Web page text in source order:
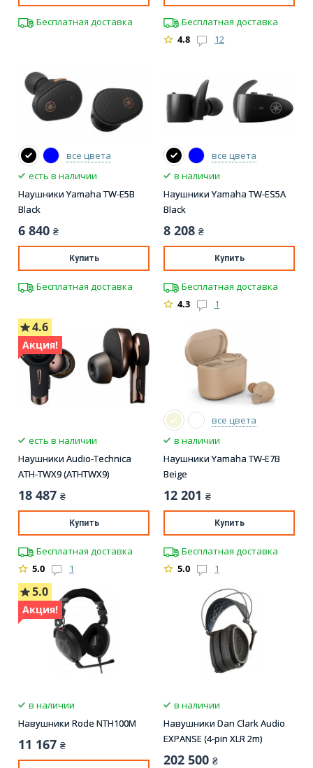
Бесплатная доставка
Бесплатная доставка
4.8
12
все цвета
есть в наличии
Наушники Yamaha TW-E5B
Black
6 840 ₴
Купить
Бесплатная доставка
все цвета
в наличии
Наушники Yamaha TW-ES5A
Black
8 208 ₴
Купить
Бесплатная доставка
4.3
1
4.6
Акция!
есть в наличии
Наушники Audio-Technica
ATH-TWX9 (ATHTWX9)
18 487 ₴
Купить
Бесплатная доставка
5.0
1
все цвета
в наличии
Наушники Yamaha TW-E7B
Beige
12 201 ₴
Купить
Бесплатная доставка
5.0
1
5.0
Акция!
в наличии
Навушники Rode NTH100M
11 167 ₴
в наличии
Навушники Dan Clark Audio
EXPANSE (4-pin XLR 2m)
202 500 ₴